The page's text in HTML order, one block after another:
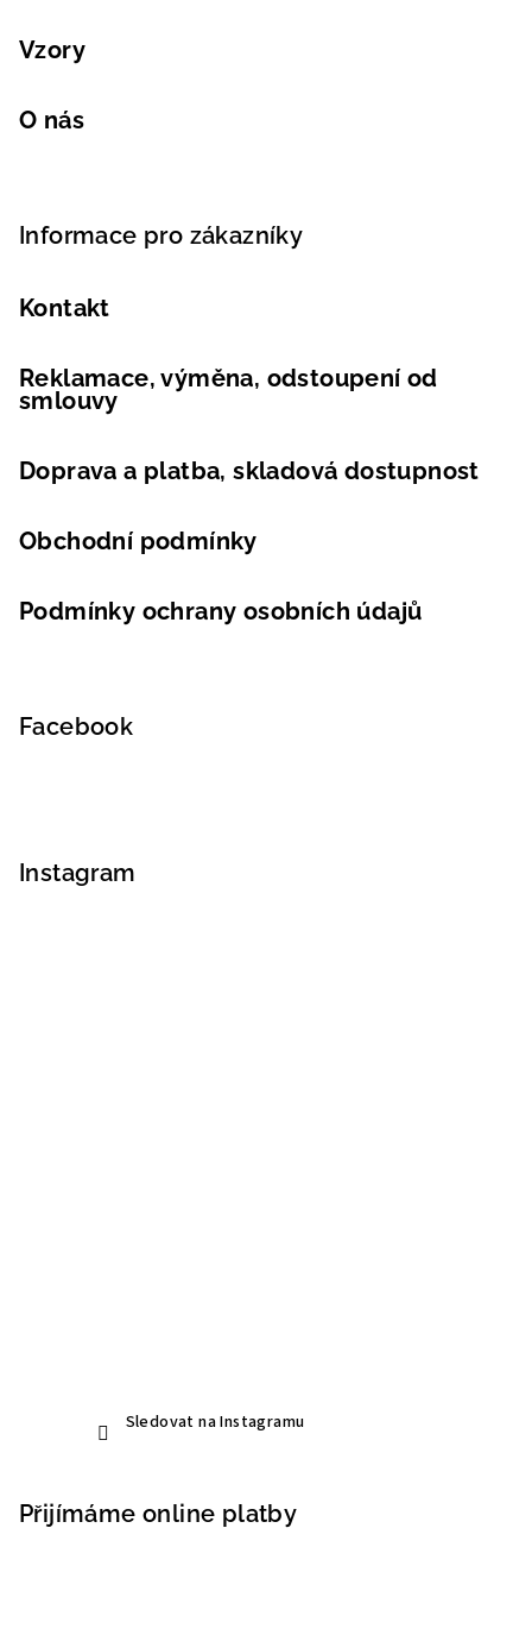
Vzory
O nás
Informace pro zákazníky
Kontakt
Reklamace, výměna, odstoupení od
smlouvy
Doprava a platba, skladová dostupnost
Obchodní podmínky
Podmínky ochrany osobních údajů
Facebook
Instagram
Sledovat na Instagramu
Přijímáme online platby